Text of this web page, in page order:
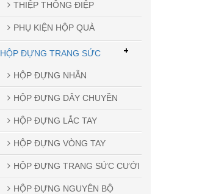
THIỆP THÔNG ĐIỆP
PHỤ KIỆN HỘP QUÀ
HỘP ĐỰNG TRANG SỨC
HỘP ĐỰNG NHẪN
HỘP ĐỰNG DÂY CHUYỀN
HỘP ĐỰNG LẮC TAY
HỘP ĐỰNG VÒNG TAY
HỘP ĐỰNG TRANG SỨC CƯỚI
HỘP ĐỰNG NGUYÊN BỘ
+